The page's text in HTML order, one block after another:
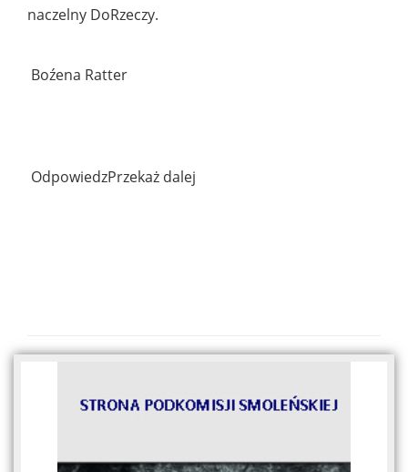
naczelny DoRzeczy.
Boźena Ratter
OdpowiedzPrzekaż dalej